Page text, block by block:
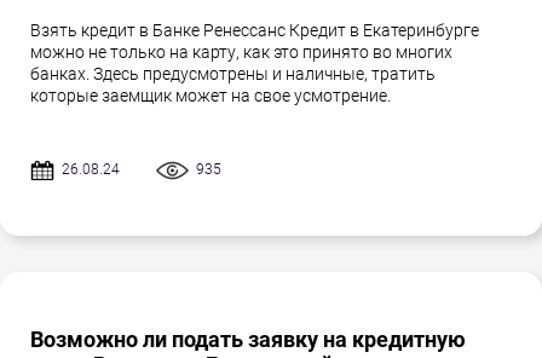
Взять кредит в Банке Ренессанс Кредит в Екатеринбурге
можно не только на карту, как это принято во многих
банках. Здесь предусмотрены и наличные, тратить
которые заемщик может на свое усмотрение.
26.08.24 935
Возможно ли подать заявку на кредитную